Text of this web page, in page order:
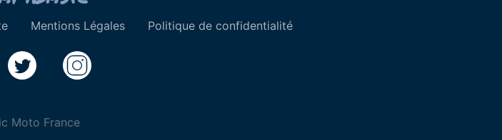
Mentions Légales Politique de confidentialité
Moto France